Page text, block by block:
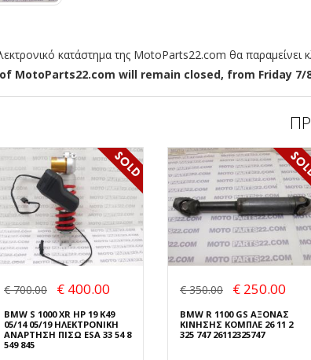
κατάστημα της MotoParts22.com θα παραμείνει
MotoParts22.com will remain closed, from Friday 7/
€ 700.00 € 400.00
BMW S 1000 XR HP 19 K49
05/14 05/19 ΗΛΕΚΤΡΟΝΙΚΗ
ΑΝΑΡΤΗΣΗ ΠΙΣΩ ESA 33 54 8
549 845
€ 350.00 € 250.00
BMW R 1100 GS ΑΞΟΝΑΣ
ΚΙΝΗΣΗΣ ΚΟΜΠΛΕ 26 11 2
325 747 26112325747